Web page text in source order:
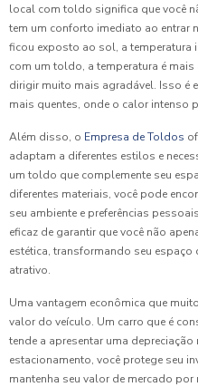
local com toldo significa que você
tem um conforto imediato ao entrar
ficou exposto ao sol, a temperatura
com um toldo, a temperatura é
dirigir muito mais agradável. Isso é
mais quentes, onde o calor intenso
Além disso, o Empresa de Toldos
adaptam a diferentes estilos e
um toldo que complemente seu
diferentes materiais, você pode
seu ambiente e preferências
eficaz de garantir que você não
estética, transformando seu
atrativo.
Uma vantagem econômica que
valor do veículo. Um carro que é
tende a apresentar uma
estacionamento, você protege seu
mantenha seu valor de mercado